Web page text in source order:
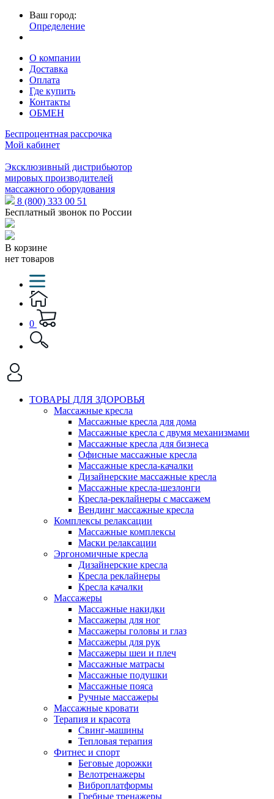
Ваш город:
Определение
О компании
Доставка
Оплата
Где купить
Контакты
ОБМЕН
Беспроцентная рассрочка
Мой кабинет
Эксклюзивный дистрибьютор
мировых производителей
массажного оборудования
8 (800) 333 00 51
Бесплатный звонок по России
В корзине
нет товаров
0
ТОВАРЫ ДЛЯ ЗДОРОВЬЯ
Массажные кресла
Массажные кресла для дома
Массажные кресла с двумя механизмами
Массажные кресла для бизнеса
Офисные массажные кресла
Массажные кресла-качалки
Дизайнерские массажные кресла
Массажные кресла-шезлонги
Кресла-реклайнеры с массажем
Вендинг массажные кресла
Комплексы релаксации
Массажные комплексы
Маски релаксации
Эргономичные кресла
Дизайнерские кресла
Кресла реклайнеры
Кресла качалки
Массажеры
Массажные накидки
Массажеры для ног
Массажеры головы и глаз
Массажеры для рук
Массажеры шеи и плеч
Массажные матрасы
Массажные подушки
Массажные пояса
Ручные массажеры
Массажные кровати
Терапия и красота
Свинг-машины
Тепловая терапия
Фитнес и спорт
Беговые дорожки
Велотренажеры
Виброплатформы
Гребные тренажеры